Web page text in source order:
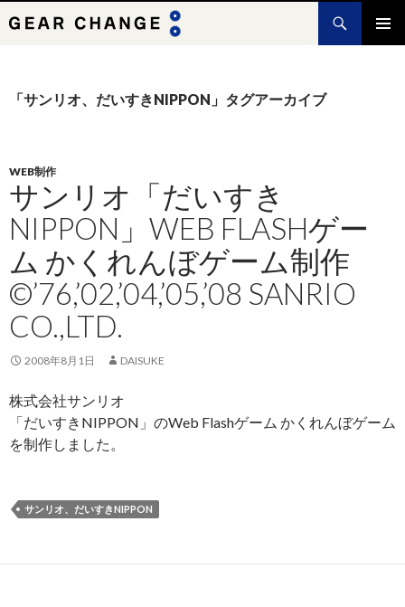
検
索
ン
キ
ッ
プ
「サンリオ、だいすきNIPPON」タグアーカイブ
WEB制作
サンリオ「だいすき
NIPPON」WEB FLASHゲー
ム かくれんぼゲーム制作
©’76,’02,’04,’05,’08 SANRIO
CO.,LTD.
2008年8月1日 DAISUKE
株式会社サンリオ
「だいすきNIPPON」のWeb Flashゲーム かくれんぼゲーム
を制作しました。
サンリオ、だいすきNIPPON